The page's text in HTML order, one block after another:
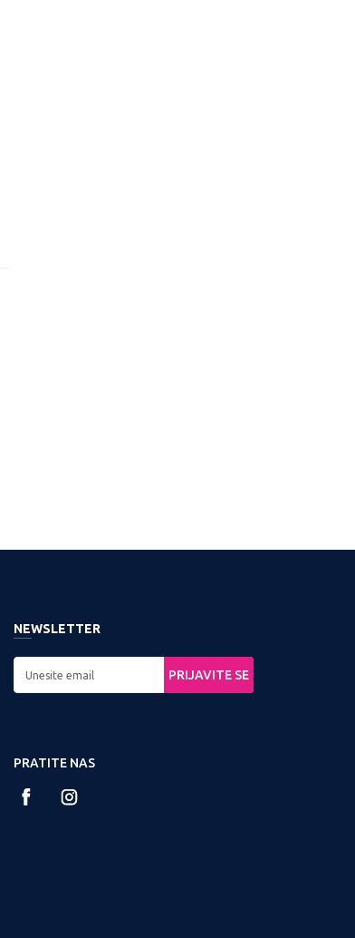
NEWSLETTER
PRIJAVITE SE
PRATITE NAS